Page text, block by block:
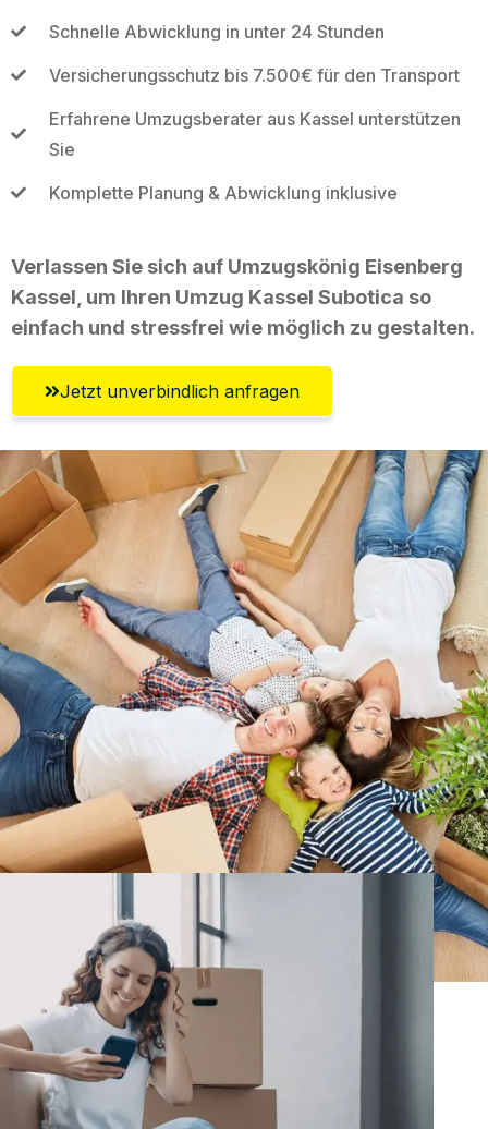
Schnelle Abwicklung in unter 24 Stunden
Versicherungsschutz bis 7.500€ für den Transport
Erfahrene Umzugsberater aus Kassel unterstützen
Sie
Komplette Planung & Abwicklung inklusive
Verlassen Sie sich auf Umzugskönig Eisenberg
Kassel, um Ihren Umzug Kassel Subotica so
einfach und stressfrei wie möglich zu gestalten.
Jetzt unverbindlich anfragen